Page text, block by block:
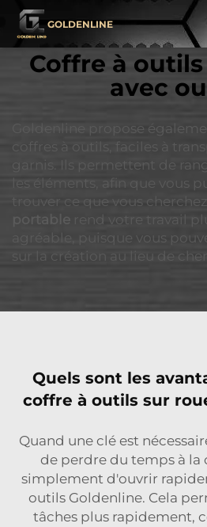
GOLDENLINE
Coffre à
avec
Goldenline propose
coffres à outils, faciles à
garnis. Ils permettent de
les éléments, afin que vous
trouver ce que vous
portable
rend votre travail
agréable, puisque vous
sur la création au lieu de
Quels sont les
coffre à outils sur
Quand une clé est
de perdre du temps à la
simplement d'ouvrir
outils Goldenline. Cela
tâches plus rapidement,